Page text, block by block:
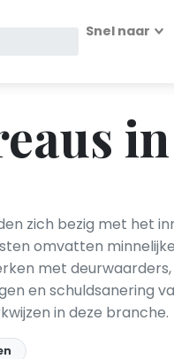
Snel naar
zich bezig met het
omvatten
met
en
in deze branche.